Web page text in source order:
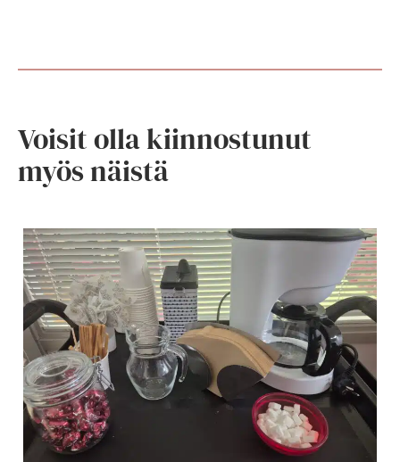
Voisit olla kiinnostunut
myös näistä